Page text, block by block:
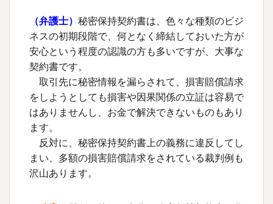
（弁護士） 秘密保持契約書は、色々な種類のビジ
ネスの初期段階で、何となく締結しておいた方が
安心という程度の認識の方も多いですが、大事な
契約書です。
取引先に秘密情報を漏らされて、損害賠償請求
をしようとしても損害や因果関係の立証は容易で
はありませんし、お金で解決できないものもあり
ます。
反対に、秘密保持契約書上の義務に違反してし
まい、多額の損害賠償請求をされている裁判例も
沢山あります。